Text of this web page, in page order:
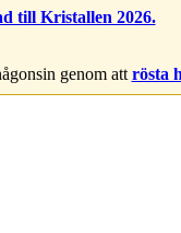
till Kristallen 2026.
genom att rösta